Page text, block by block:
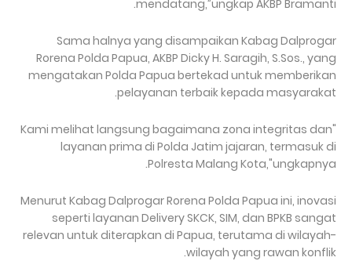
mendatang,”ungkap AKBP Bramanti.
Sama halnya yang disampaikan Kabag Dalprogar
Rorena Polda Papua, AKBP Dicky H. Saragih, S.Sos., yang
mengatakan Polda Papua bertekad untuk memberikan
pelayanan terbaik kepada masyarakat.
"Kami melihat langsung bagaimana zona integritas dan
layanan prima di Polda Jatim jajaran, termasuk di
Polresta Malang Kota,"ungkapnya.
Menurut Kabag Dalprogar Rorena Polda Papua ini, inovasi
seperti layanan Delivery SKCK, SIM, dan BPKB sangat
relevan untuk diterapkan di Papua, terutama di wilayah-
wilayah yang rawan konflik.